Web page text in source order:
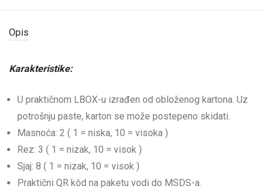
Opis
Karakteristike:
U praktičnom LBOX-u izrađen od obloženog kartona. Uz
potrošnju paste, karton se može postepeno skidati.
Masnoća: 2 ( 1 = niska, 10 = visoka )
Rez: 3 ( 1 = nizak, 10 = visok )
Sjaj: 8 ( 1 = nizak, 10 = visok )
Praktični QR kôd na paketu vodi do MSDS-a.